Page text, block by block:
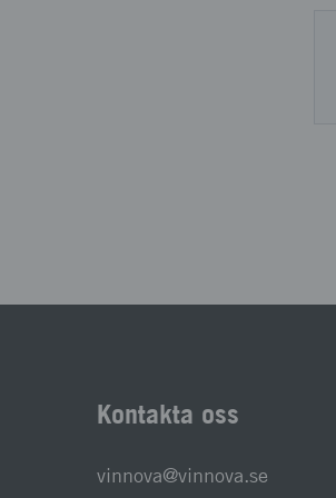
Kontakta oss
vinnova@vinnova.se